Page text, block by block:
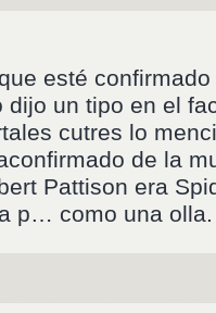
esté
dijo un tipo en el
cutres lo
de la
Pattison era
p… como una olla.